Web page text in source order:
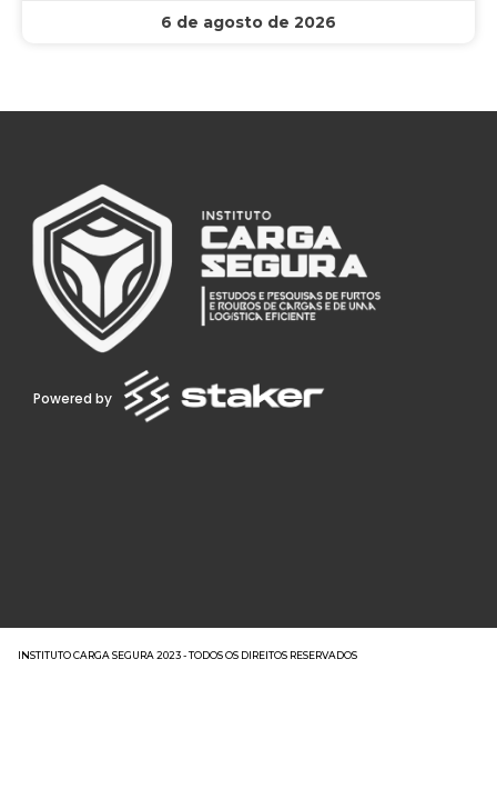
6 de agosto de 2026
Powered by
INSTITUTO CARGA SEGURA 2023 - TODOS OS DIREITOS RESERVADOS